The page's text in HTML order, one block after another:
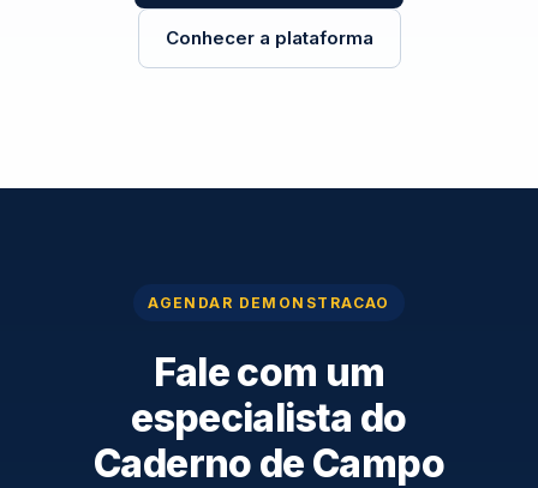
Conhecer a plataforma
AGENDAR DEMONSTRACAO
Fale com um
especialista do
Caderno de Campo